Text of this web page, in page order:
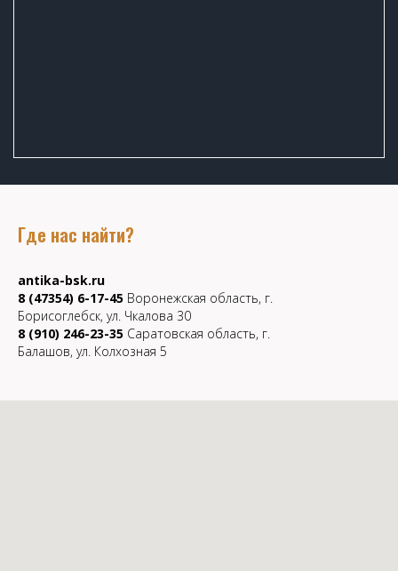
Где нас найти?
antika-bsk.ru
8 (47354) 6-17-45 Воронежская область, г.
Борисоглебск, ул. Чкалова 30
8 (910) 246-23-35 Саратовская область, г.
Балашов, ул. Колхозная 5